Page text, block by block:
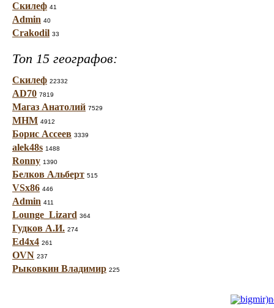
Скилеф 41
Admin 40
Crakodil 33
Топ 15 географов:
Скилеф 22332
AD70 7819
Магаз Анатолий 7529
МНМ 4912
Борис Ассеев 3339
alek48s 1488
Ronny 1390
Белков Альберт 515
VSx86 446
Admin 411
Lounge_Lizard 364
Гудков А.И. 274
Ed4x4 261
OVN 237
Рыковкин Владимир 225